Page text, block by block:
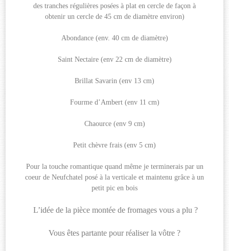
des tranches régulières posées à plat en cercle de façon à
obtenir un cercle de 45 cm de diamètre environ)
Abondance (env. 40 cm de diamètre)
Saint Nectaire (env 22 cm de diamètre)
Brillat Savarin (env 13 cm)
Fourme d’Ambert (env 11 cm)
Chaource (env 9 cm)
Petit chèvre frais (env 5 cm)
Pour la touche romantique quand même je terminerais par un
coeur de Neufchatel posé à la verticale et maintenu grâce à un
petit pic en bois
L’idée de la pièce montée de fromages vous a plu ?
Vous êtes partante pour réaliser la vôtre ?